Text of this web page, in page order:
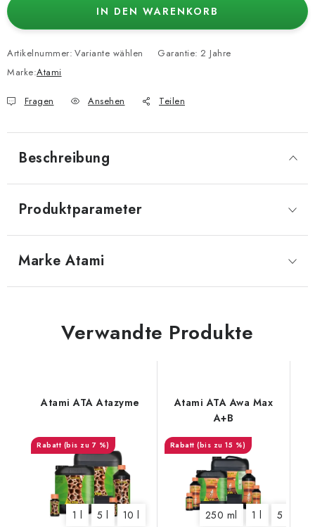
IN DEN WARENKORB
Artikelnummer: Variante wählen
Marke:Atami
Garantie: 2 Jahre
Fragen Ansehen Teilen
Beschreibung
Produktparameter
Marke Atami
Verwandte Produkte
Atami ATA Atazyme
(bis zu 7 %)
1 l 5 l 10 l
Atami ATA Awa Max
A+B
(bis zu 15 %)
250 ml 1 l 5 l